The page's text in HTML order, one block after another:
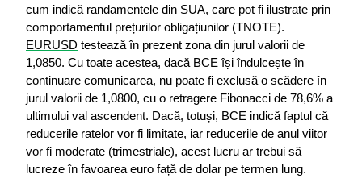
cum indică randamentele din SUA, care pot fi ilustrate prin
EURUSD testează în prezent zona din jurul valorii de
1,0850. Cu toate acestea, dacă BCE își îndulcește în
continuare comunicarea, nu poate fi exclusă o scădere în
jurul valorii de 1,0800, cu o retragere Fibonacci de 78,6% a
ultimului val ascendent. Dacă, totuși, BCE indică faptul că
reducerile ratelor vor fi limitate, iar reducerile de anul viitor
vor fi moderate (trimestriale), acest lucru ar trebui să
lucreze în favoarea euro față de dolar pe termen lung.